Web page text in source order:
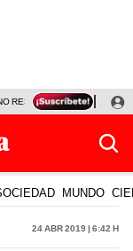
RESULTADOS HOY
MUNDO
24 Abr 2019 | 6:42 h